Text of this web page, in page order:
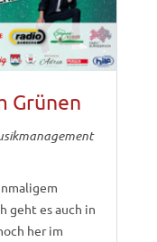
Grünen
geht es auch in
her im